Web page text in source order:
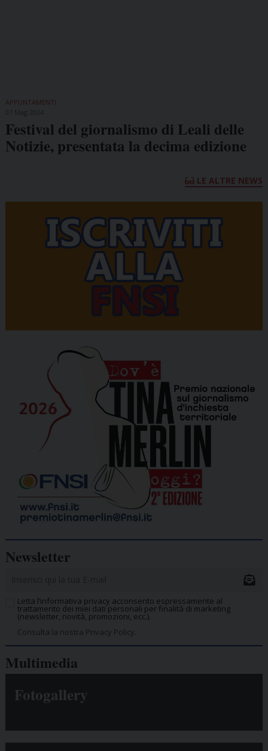
APPUNTAMENTI
Festival del giornalismo di Leali delle
Notizie, presentata la decima edizione
LE ALTRE NEWS
Newsletter
Letta l’informativa privacy acconsento espressamente al
trattamento dei miei dati personali per finalità di marketing
(newsletter, novità, promozioni, ecc.).
Consulta la nostra Privacy Policy.
Multimedia
Fotogallery